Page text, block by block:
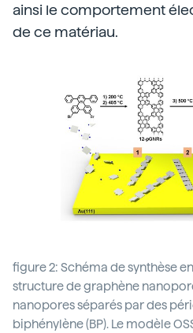
ainsi le comportement
de ce matériau.
figure 2: Schéma de synthèse
structure de graphène
nanopores séparés par des
biphénylène (BP). Le modèle